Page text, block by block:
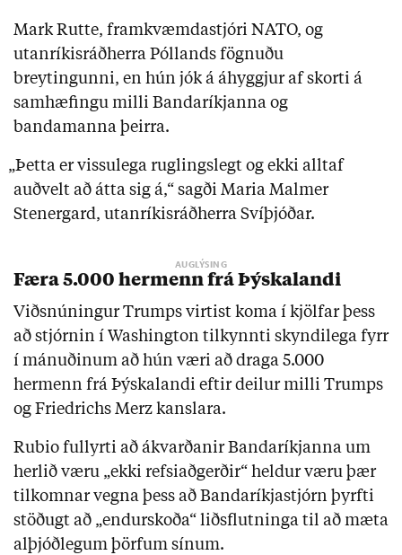
Mark Rutte, framkvæmdastjóri NATO, og
utanríkisráðherra Póllands fögnuðu
breytingunni, en hún jók á áhyggjur af skorti á
samhæfingu milli Bandaríkjanna og
bandamanna þeirra.
„Þetta er vissulega ruglingslegt og ekki alltaf
auðvelt að átta sig á,“ sagði Maria Malmer
Stenergard, utanríkisráðherra Svíþjóðar.
Færa 5.000 hermenn frá Þýskalandi
Viðsnúningur Trumps virtist koma í kjölfar þess
að stjórnin í Washington tilkynnti skyndilega fyrr
í mánuðinum að hún væri að draga 5.000
hermenn frá Þýskalandi eftir deilur milli Trumps
og Friedrichs Merz kanslara.
Rubio fullyrti að ákvarðanir Bandaríkjanna um
herlið væru „ekki refsiaðgerðir“ heldur væru þær
tilkomnar vegna þess að Bandaríkjastjórn þyrfti
stöðugt að „endurskoða“ liðsflutninga til að mæta
alþjóðlegum þörfum sínum.